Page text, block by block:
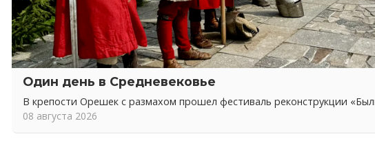
Один день в Средневековье
В крепости Орешек с размахом прошел фестиваль реконструкции
08 августа 2026